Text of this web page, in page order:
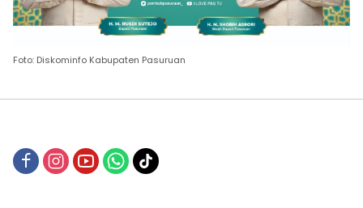
Foto: Diskominfo Kabupaten Pasuruan